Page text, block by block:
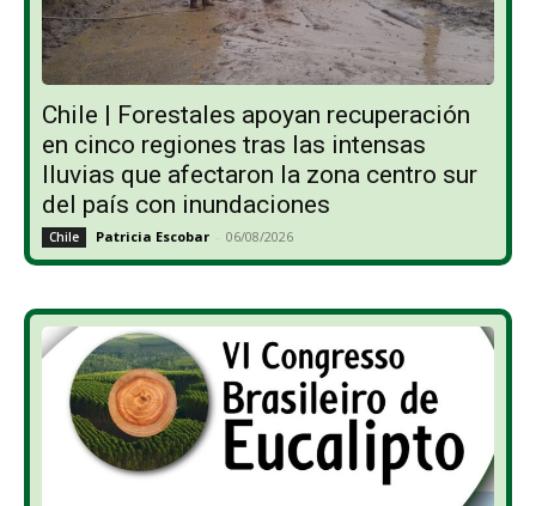
Chile | Forestales apoyan recuperación
en cinco regiones tras las intensas
lluvias que afectaron la zona centro sur
del país con inundaciones
Chile Patricia Escobar - 06/08/2026